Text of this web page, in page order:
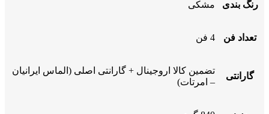
رنگ بندی مشکی
تعداد فن 4 فن
گارانتی
تضمین کالا اروجینال + گارانتی اصلی (الماس ایرانیان
– امرتات)